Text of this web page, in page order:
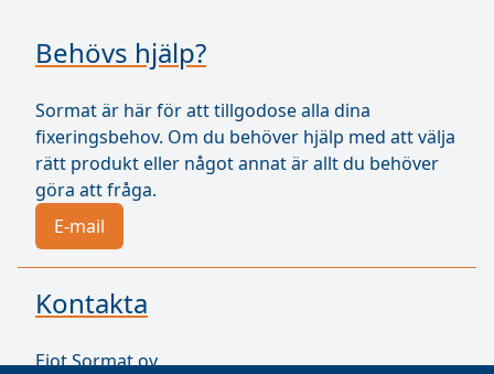
Behövs hjälp?
Sormat är här för att tillgodose alla dina
fixeringsbehov. Om du behöver hjälp med att välja
rätt produkt eller något annat är allt du behöver
göra att fråga.
E-mail
Kontakta
Ejot Sormat oy